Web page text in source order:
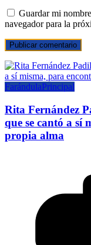
Guardar mi
navegador para la
FarándulaPrincipal
Rita Fernández
que se cantó a sí
propia alma